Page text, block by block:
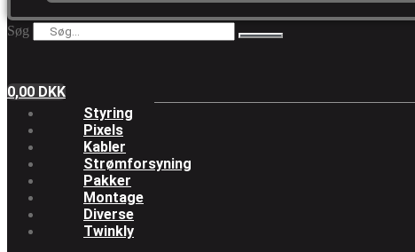
Søg
0,00 DKK
Styring
Pixels
Kabler
Strømforsyning
Pakker
Montage
Diverse
Twinkly